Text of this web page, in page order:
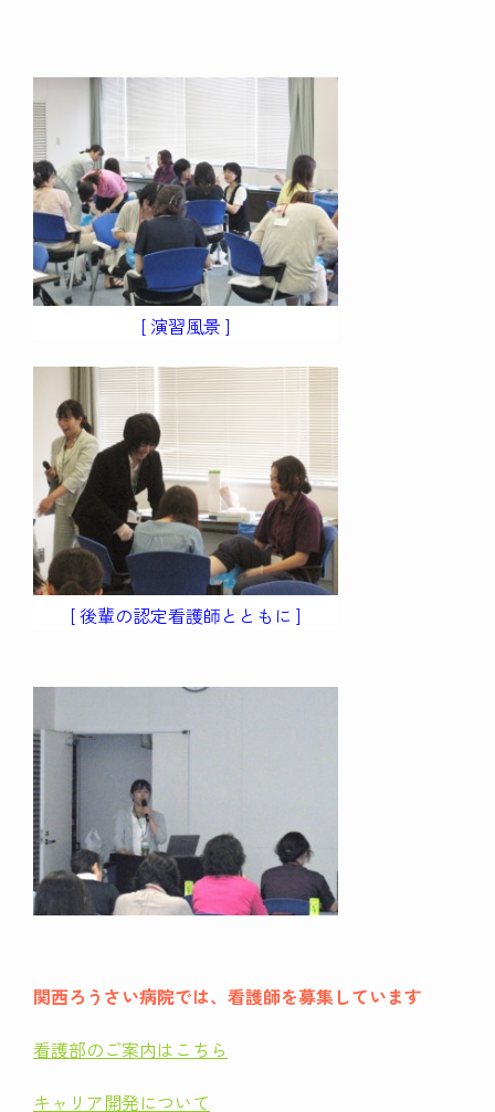
[ 演習風景 ]
[ 後輩の認定看護師とともに ]
関西ろうさい病院では、看護師を募集しています
看護部のご案内はこちら
キャリア開発について